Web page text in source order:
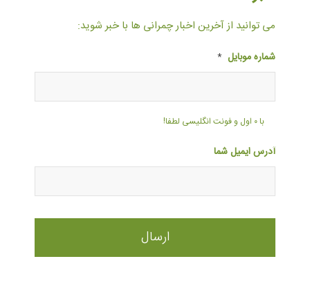
می توانید از آخرین اخبار چمرانی ها با خبر شوید:
شماره موبایل *
با ۰ اول و فونت انگلیسی لطفا!
آدرس ایمیل شما